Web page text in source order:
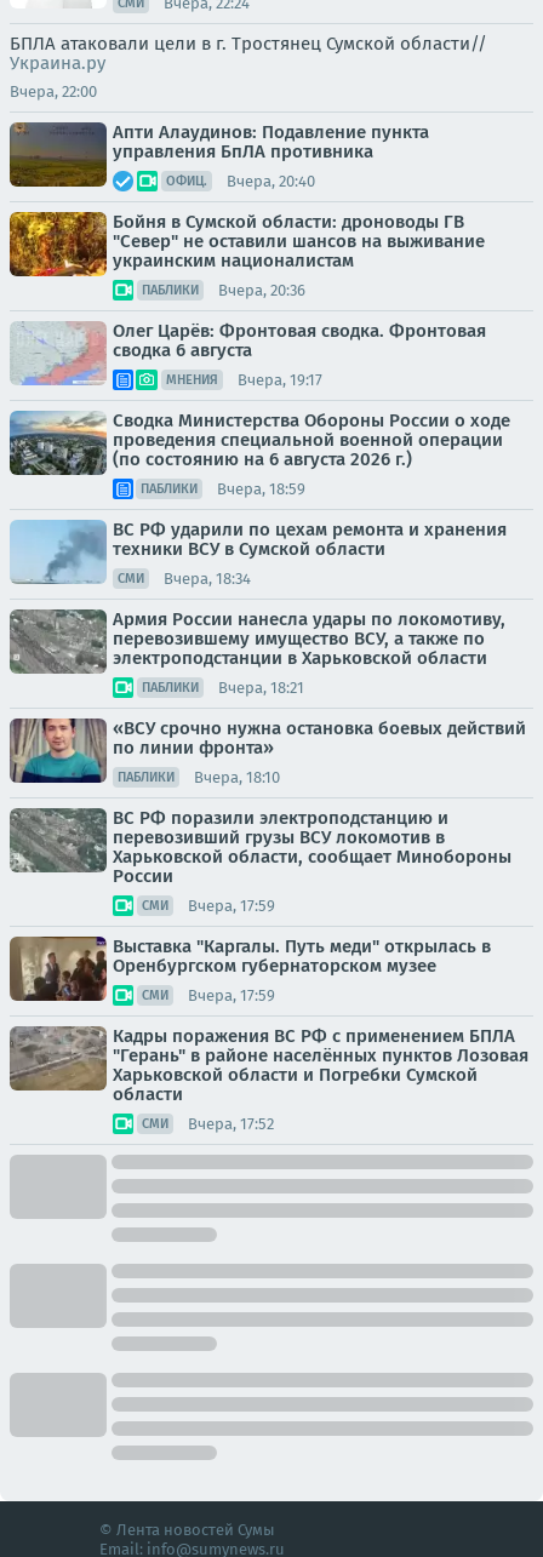
БПЛА атаковали цели в г. Тростянец Сумской области//
Украина.ру
Вчера, 22:00
Апти Алаудинов: Подавление пункта
управления БпЛА противника
ОФИЦ. Вчера, 20:40
Бойня в Сумской области: дроноводы ГВ
"Север" не оставили шансов на выживание
украинским националистам
ПАБЛИКИ Вчера, 20:36
Олег Царёв: Фронтовая сводка. Фронтовая
сводка 6 августа
МНЕНИЯ Вчера, 19:17
Сводка Министерства Обороны России о ходе
проведения специальной военной операции
(по состоянию на 6 августа 2026 г.)
ПАБЛИКИ Вчера, 18:59
ВС РФ ударили по цехам ремонта и хранения
техники ВСУ в Сумской области
СМИ Вчера, 18:34
Армия России нанесла удары по локомотиву,
перевозившему имущество ВСУ, а также по
электроподстанции в Харьковской области
ПАБЛИКИ Вчера, 18:21
«ВСУ срочно нужна остановка боевых действий
по линии фронта»
ПАБЛИКИ Вчера, 18:10
ВС РФ поразили электроподстанцию и
перевозивший грузы ВСУ локомотив в
Харьковской области, сообщает Минобороны
России
СМИ Вчера, 17:59
Выставка "Каргалы. Путь меди" открылась в
Оренбургском губернаторском музее
СМИ Вчера, 17:59
Кадры поражения ВС РФ с применением БПЛА
"Герань" в районе населённых пунктов Лозовая
Харьковской области и Погребки Сумской
области
СМИ Вчера, 17:52
© Лента новостей Сумы
Email: info@sumynews.ru